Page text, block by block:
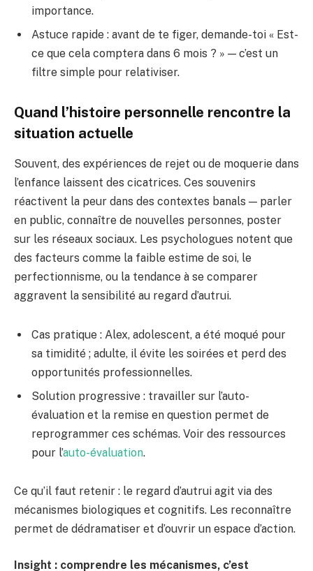
importance.
Astuce rapide : avant de te figer, demande-toi « Est-
ce que cela comptera dans 6 mois ? » — c’est un
filtre simple pour relativiser.
Quand l’histoire personnelle rencontre la
situation actuelle
Souvent, des expériences de rejet ou de moquerie dans
l’enfance laissent des cicatrices. Ces souvenirs
réactivent la peur dans des contextes banals — parler
en public, connaître de nouvelles personnes, poster
sur les réseaux sociaux. Les psychologues notent que
des facteurs comme la faible estime de soi, le
perfectionnisme, ou la tendance à se comparer
aggravent la sensibilité au regard d’autrui.
Cas pratique : Alex, adolescent, a été moqué pour
sa timidité ; adulte, il évite les soirées et perd des
opportunités professionnelles.
Solution progressive : travailler sur l’auto-
évaluation et la remise en question permet de
reprogrammer ces schémas. Voir des ressources
pour l’auto-évaluation.
Ce qu’il faut retenir : le regard d’autrui agit via des
mécanismes biologiques et cognitifs. Les reconnaître
permet de dédramatiser et d’ouvrir un espace d’action.
Insight : comprendre les mécanismes, c’est